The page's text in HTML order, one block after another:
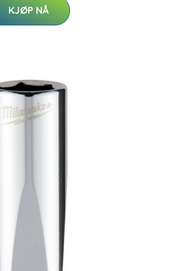
KJØP NÅ